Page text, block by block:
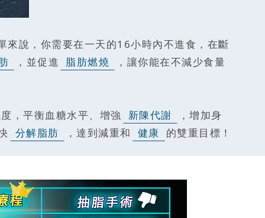
說，你需要在一天的16小時內不進食，在斷
，並促進 脂肪燃燒 ，讓你能在不減少食量
，平衡血糖水平、增強 新陳代謝
，增加身
分解脂肪 ，達到減重和 健康 的雙重目標！